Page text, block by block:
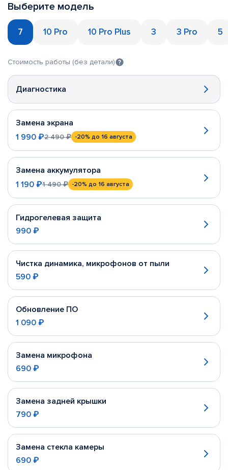
Выберите модель
7 10 Pro 10 Pro Plus 3 3 Pro 5
Стоимость работы (без детали)
Диагностика
Замена экрана
1 990 ₽2 490 ₽ -20% до 16 августа
Замена аккумулятора
1 190 ₽1 490 ₽ -20% до 16 августа
Гидрогелевая защита
990 ₽
Чистка динамика, микрофонов от пыли
590 ₽
Обновление ПО
1 090 ₽
Замена микрофона
690 ₽
Замена задней крышки
790 ₽
Замена стекла камеры
690 ₽